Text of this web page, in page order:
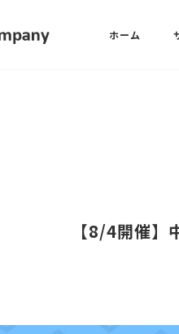
ホーム
【8/4開催】